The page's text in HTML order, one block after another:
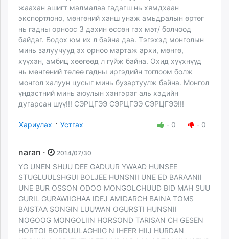
жаахан ашигт малмалаа гадагш нь хямдхаан
экспортлоно, мөнгөний ханш унаж амьдралын өртөг
нь гадны орноос 3 дахин өссөн гэх мэт/ болчоод
байдаг. Бодох юм их л байна даа. Тэгэхэд монголын
минь залуучууд эх орноо мартаж архи, мөнгө,
хүүхэн, амбиц хөөгөөд л гүйж байна. Охид хүүхнүүд
нь мөнгөний төлөө гадны иргэдийн тоглоом болж
монгол халуун цусыг минь бузартуулж байна. Монгол
үндэстний минь аюулын хэнгэрэг аль хэдийн
дугарсан шүү!!! СЭРЦГЭЭ СЭРЦГЭЭ СЭРЦГЭЭ!!!
Хариулах · Устгах - 0 - 0
naran · 2014/07/30
YG UNEN SHUU DEE GADUUR YWAAD HUNSEE
STUGLUULSHGUI BOLJEE HUNSNII UNE ED BARAANII
UNE BUR OSSON ODOO MONGOLCHUUD BID MAH SUU
GURIL GURAWIIGHAA IDEJ AMIDARCH BAINA TOMS
BAISTAA SONGIN LUUWAN OGURSTI HUNSNII
NOGOOG MONGOLIIN HORSOND TARISAN CH GESEN
HORTOI BORDUULAGHIIG N IHEER HIIJ HURDAN